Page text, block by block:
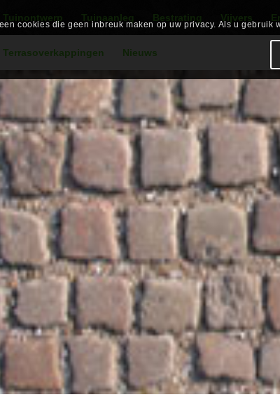
Tuinontwerp Tuinaanleg Bestrating Vijvers
Terrasoverkappingen Nieuws
cookies die geen inbreuk maken op uw privacy. Als u